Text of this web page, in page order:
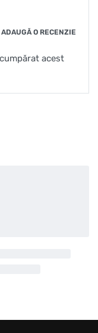
ADAUGĂ O RECENZIE
acest